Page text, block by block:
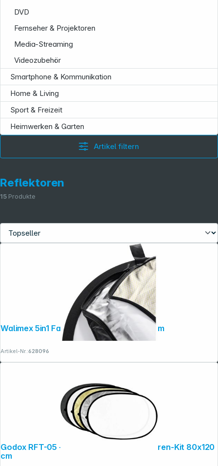
DVD
Fernseher & Projektoren
Media-Streaming
Videozubehör
Smartphone & Kommunikation
Home & Living
Sport & Freizeit
Heimwerken & Garten
Artikel filtern
Reflektoren
15 Produkte
Walimex 5in1 Faltreflektor Set wavy, 56cm
Artikel-Nr.:628096
Godox RFT-05 - 5in1 Disc Kit Faltreflektoren-Kit 80x120
cm